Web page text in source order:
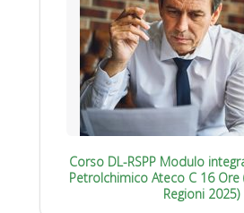
Corso DL-RSPP Modulo
Petrolchimico Ateco C 16
Regioni 2025)